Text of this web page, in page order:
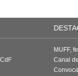
MUFF,
Canal